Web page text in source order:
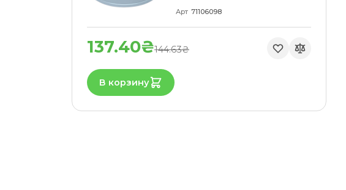
Арт 71106098
137.40₴144.63₴
В корзину